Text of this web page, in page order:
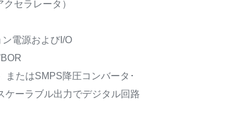
セラレータ）
電源およびI/O
またはSMPS降圧コンバータ･
ケーラブル出力でデジタル回路